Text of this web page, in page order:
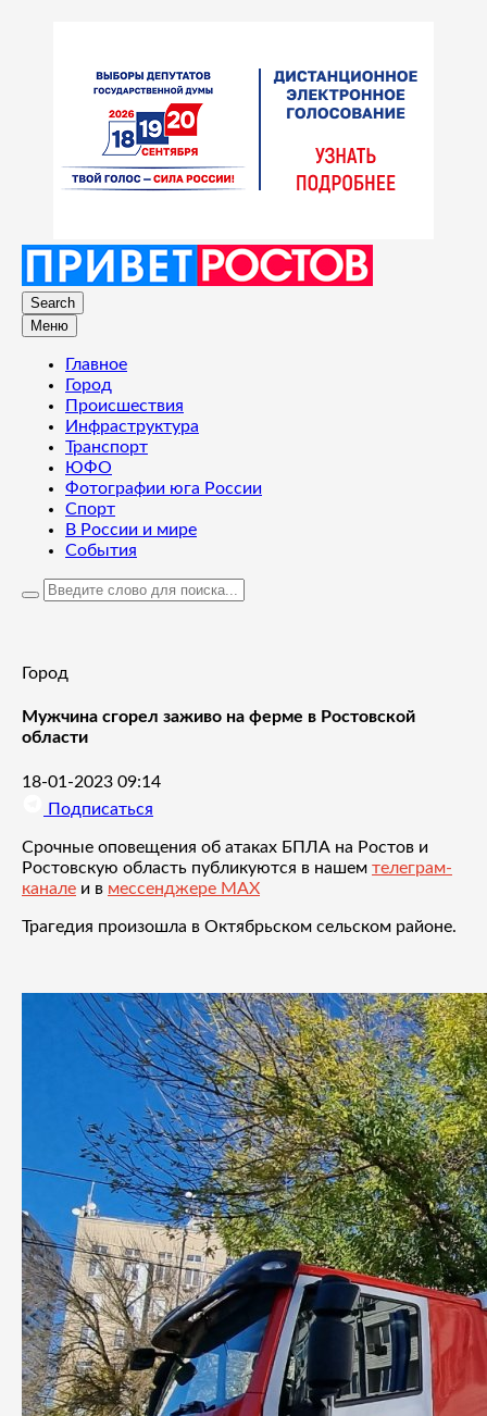
Search
Меню
Главное
Город
Происшествия
Инфраструктура
Транспорт
ЮФО
Фотографии юга России
Спорт
В России и мире
События
Город
Мужчина сгорел заживо на ферме в Ростовской
области
18-01-2023 09:14
Подписаться
Срочные оповещения об атаках БПЛА на Ростов и
Ростовскую область публикуются в нашем телеграм-
канале и в мессенджере MAX
Трагедия произошла в Октябрьском сельском районе.